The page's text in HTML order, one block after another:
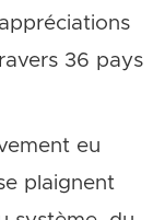
36 pays
eu
plaignent